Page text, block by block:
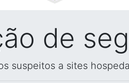
de
suspeitos a sites